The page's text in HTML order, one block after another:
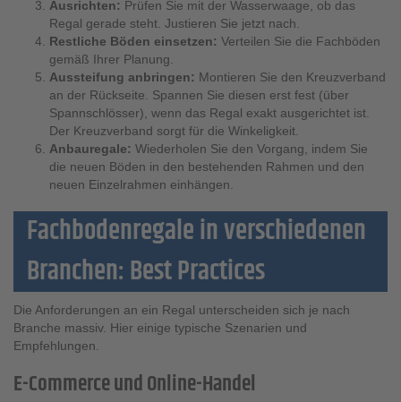
Ausrichten: Prüfen Sie mit der Wasserwaage, ob das
Regal gerade steht. Justieren Sie jetzt nach.
Restliche Böden einsetzen: Verteilen Sie die Fachböden
gemäß Ihrer Planung.
Aussteifung anbringen: Montieren Sie den Kreuzverband
an der Rückseite. Spannen Sie diesen erst fest (über
Spannschlösser), wenn das Regal exakt ausgerichtet ist.
Der Kreuzverband sorgt für die Winkeligkeit.
Anbauregale: Wiederholen Sie den Vorgang, indem Sie
die neuen Böden in den bestehenden Rahmen und den
neuen Einzelrahmen einhängen.
Fachbodenregale in verschiedenen
Branchen: Best Practices
Die Anforderungen an ein Regal unterscheiden sich je nach
Branche massiv. Hier einige typische Szenarien und
Empfehlungen.
E-Commerce und Online-Handel